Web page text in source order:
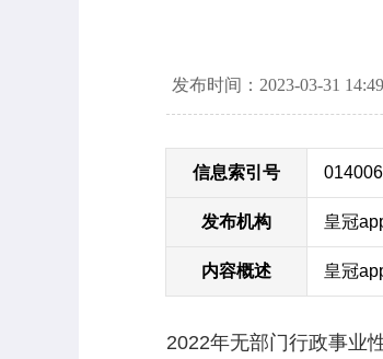
发布时间：2023-03-31 14:49
信息索引号
发布机构 皇冠
内容概述 皇冠
2022年无部门行政事业